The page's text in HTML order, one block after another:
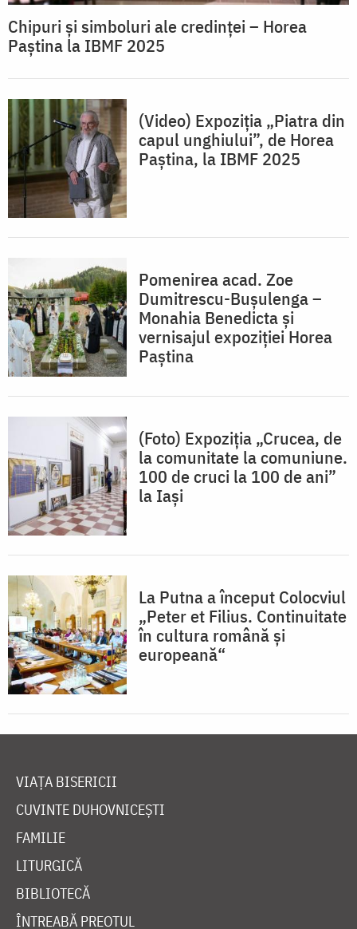
Chipuri și simboluri ale credinței – Horea
Paștina la IBMF 2025
(Video) Expoziția „Piatra din
capul unghiului”, de Horea
Paștina, la IBMF 2025
Pomenirea acad. Zoe
Dumitrescu-Bușulenga –
Monahia Benedicta și
vernisajul expoziției Horea
Paștina
(Foto) Expoziția „Crucea, de
la comunitate la comuniune.
100 de cruci la 100 de ani”
la Iaşi
La Putna a început Colocviul
„Peter et Filius. Continuitate
în cultura română şi
europeană“
VIAȚA BISERICII
CUVINTE DUHOVNICEȘTI
FAMILIE
LITURGICĂ
BIBLIOTECĂ
ÎNTREABĂ PREOTUL